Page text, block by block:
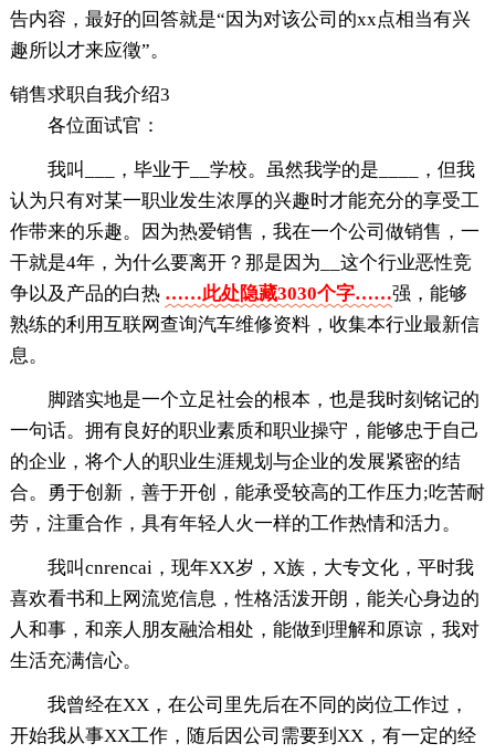
告内容，最好的回答就是“因为对该公司的xx点相当有兴
趣所以才来应徵”。
销售求职自我介绍3
各位面试官：
我叫___，毕业于__学校。虽然我学的是____，但我
认为只有对某一职业发生浓厚的兴趣时才能充分的享受工
作带来的乐趣。因为热爱销售，我在一个公司做销售，一
干就是4年，为什么要离开？那是因为__这个行业恶性竞
争以及产品的白热 ……此处隐藏3030个字……强，能够
熟练的利用互联网查询汽车维修资料，收集本行业最新信
息。
脚踏实地是一个立足社会的根本，也是我时刻铭记的
一句话。拥有良好的职业素质和职业操守，能够忠于自己
的企业，将个人的职业生涯规划与企业的发展紧密的结
合。勇于创新，善于开创，能承受较高的工作压力;吃苦耐
劳，注重合作，具有年轻人火一样的工作热情和活力。
我叫cnrencai，现年XX岁，X族，大专文化，平时我
喜欢看书和上网流览信息，性格活泼开朗，能关心身边的
人和事，和亲人朋友融洽相处，能做到理解和原谅，我对
生活充满信心。
我曾经在XX，在公司里先后在不同的岗位工作过，
开始我从事XX工作，随后因公司需要到XX，有一定的经